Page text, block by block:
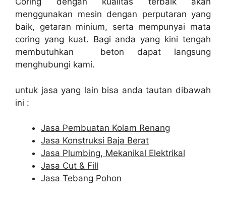
menggunakan mesin dengan perputaran yang
baik, getaran minium, serta mempunyai mata
coring yang kuat. Bagi anda yang kini tengah
membutuhkan beton dapat langsung
menghubungi kami.
untuk jasa yang lain bisa anda tautan dibawah
ini :
Jasa Pembuatan Kolam Renang
Jasa Konstruksi Baja Berat
Jasa Plumbing, Mekanikal Elektrikal
Jasa Cut & Fill
Jasa Tebang Pohon